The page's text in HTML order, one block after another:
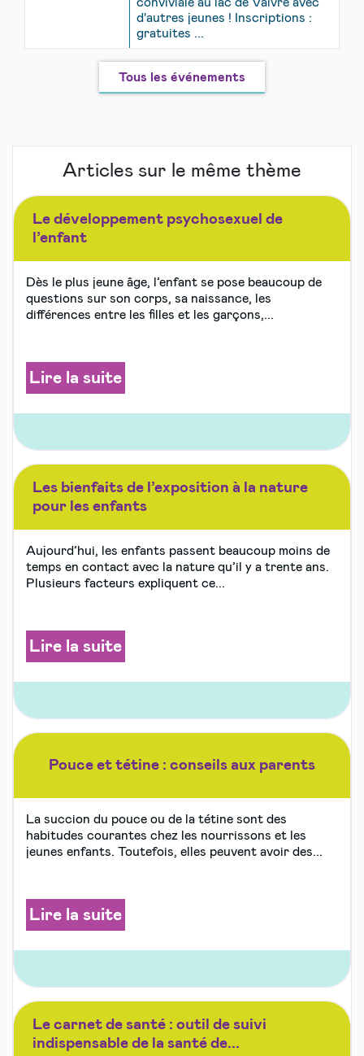
d'autres jeunes ! Inscriptions :
gratuites ...
Tous les événements
Articles sur le même thème
Le développement psychosexuel de
l’enfant
Dès le plus jeune âge, l’enfant se pose beaucoup de
questions sur son corps, sa naissance, les
différences entre les filles et les garçons,...
Lire la suite
Les bienfaits de l’exposition à la nature
pour les enfants
Aujourd’hui, les enfants passent beaucoup moins de
temps en contact avec la nature qu’il y a trente ans.
Plusieurs facteurs expliquent ce...
Lire la suite
Pouce et tétine : conseils aux parents
La succion du pouce ou de la tétine sont des
habitudes courantes chez les nourrissons et les
jeunes enfants. Toutefois, elles peuvent avoir des...
Lire la suite
Le carnet de santé : outil de suivi
indispensable de la santé de...